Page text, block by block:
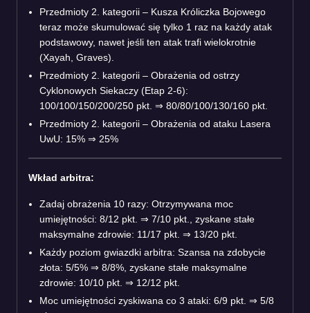
Przedmioty 2. kategorii – Kusza Króliczka Bojowego
teraz może skumulować się tylko 1 raz na każdy atak
podstawowy, nawet jeśli ten atak trafi wielokrotnie
(Xayah, Graves).
Przedmioty 2. kategorii – Obrażenia od ostrzy
Cyklonowych Siekaczy (Etap 2-6):
100/100/150/200/250 pkt. ⇒ 80/80/100/130/160 pkt.
Przedmioty 2. kategorii – Obrażenia od ataku Lasera
UwU: 15% ⇒ 25%
Wkład arbitra:
Zadaj obrażenia 10 razy: Otrzymywana moc
umiejętności: 8/12 pkt. ⇒ 7/10 pkt., zyskane stałe
maksymalne zdrowie: 11/17 pkt. ⇒ 13/20 pkt.
Każdy poziom gwiazdki arbitra: Szansa na zdobycie
złota: 5/5% ⇒ 8/8%, zyskane stałe maksymalne
zdrowie: 10/10 pkt. ⇒ 12/12 pkt.
Moc umiejętności zyskiwana co 3 ataki: 6/9 pkt. ⇒ 5/8